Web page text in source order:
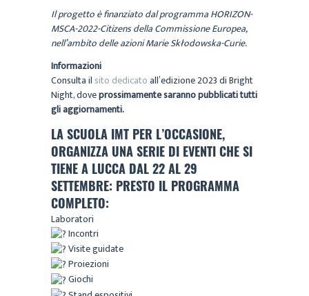
Il progetto è finanziato dal programma HORIZON-
MSCA-2022-Citizens della Commissione Europea,
nell’ambito delle azioni Marie Skłodowska-Curie.
Informazioni
Consulta il sito dedicatoall’edizione 2023 di Bright
Night, doveprossimamente saranno pubblicati tutti
gli aggiornamenti.
LA SCUOLA IMT PER L’OCCASIONE,
ORGANIZZA UNA SERIE DI EVENTI CHE SI
TIENE A LUCCA DAL 22 AL 29
SETTEMBRE: PRESTO IL PROGRAMMA
COMPLETO:
Laboratori
Incontri
Visite guidate
Proiezioni
Giochi